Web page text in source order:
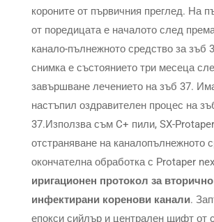
короните от първичния преглед. На
от поредицата е началото след
канало-пълнежното средство за зъб
снимка е състоянието три месеца
завършване лечението на зъб 37.
настъпил оздравителен процес на
37.Използва съм C+ пили, SX-
отстраняване на каналопълнежното
окончателна обработка с Protaper
иригационен протокол за вторично
инфектирани коренови канали.
епокси сийлър и централен щифт от